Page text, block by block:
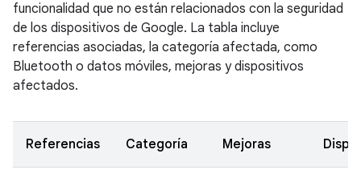
funcionalidad que no están relacionados con la seguridad
de los dispositivos de Google. La tabla incluye
referencias asociadas, la categoría afectada, como
Bluetooth o datos móviles, mejoras y dispositivos
afectados.
Referencias Categoría Mejoras